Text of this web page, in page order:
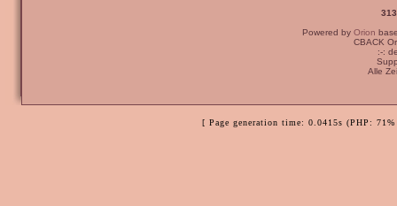
Powered by Orion
CBACK
:-:
Alle
[ Page generation time: 0.0415s (PHP: